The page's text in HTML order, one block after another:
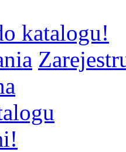
katalogu!